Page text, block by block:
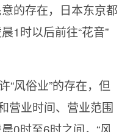
的存在，日本东京都
1时以后前往“花音”
“风俗业”的存在，但
营业时间、营业范围